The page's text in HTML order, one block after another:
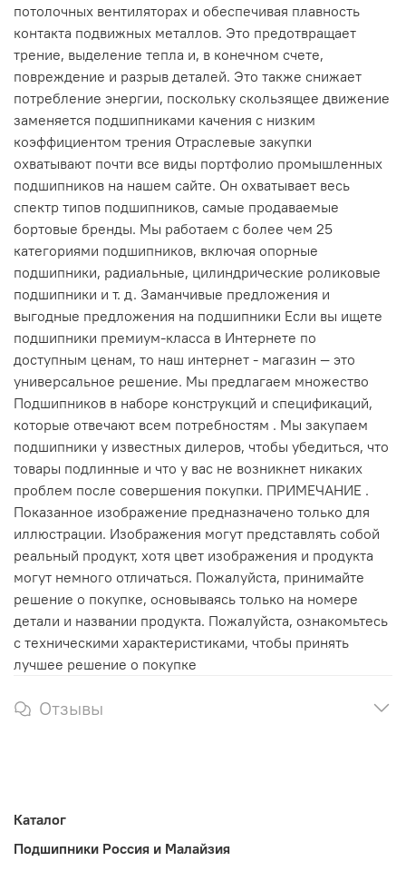
потолочных вентиляторах и обеспечивая плавность
контакта подвижных металлов. Это предотвращает
трение, выделение тепла и, в конечном счете,
повреждение и разрыв деталей. Это также снижает
потребление энергии, поскольку скользящее движение
заменяется подшипниками качения с низким
коэффициентом трения Отраслевые закупки
охватывают почти все виды портфолио промышленных
подшипников на нашем сайте. Он охватывает весь
спектр типов подшипников, самые продаваемые
бортовые бренды. Мы работаем с более чем 25
категориями подшипников, включая опорные
подшипники, радиальные, цилиндрические роликовые
подшипники и т. д. Заманчивые предложения и
выгодные предложения на подшипники Если вы ищете
подшипники премиум-класса в Интернете по
доступным ценам, то наш интернет - магазин — это
универсальное решение. Мы предлагаем множество
Подшипников в наборе конструкций и спецификаций,
которые отвечают всем потребностям . Мы закупаем
подшипники у известных дилеров, чтобы убедиться, что
товары подлинные и что у вас не возникнет никаких
проблем после совершения покупки. ПРИМЕЧАНИЕ .
Показанное изображение предназначено только для
иллюстрации. Изображения могут представлять собой
реальный продукт, хотя цвет изображения и продукта
могут немного отличаться. Пожалуйста, принимайте
решение о покупке, основываясь только на номере
детали и названии продукта. Пожалуйста, ознакомьтесь
с техническими характеристиками, чтобы принять
лучшее решение о покупке
Отзывы
Каталог
Подшипники Россия и Малайзия